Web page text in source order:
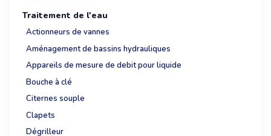
Traitement de l'eau
Actionneurs de vannes
Aménagement de bassins hydrauliques
Appareils de mesure de debit pour liquide
Bouche à clé
Citernes souple
Clapets
Dégrilleur